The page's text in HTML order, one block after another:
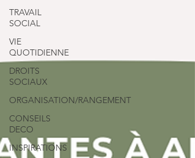
TRAVAIL
SOCIAL
VIE
QUOTIDIENNE
DROITS
SOCIAUX
ORGANISATION/RANGEMENT
CONSEILS
DECO
INSPIRATIONS